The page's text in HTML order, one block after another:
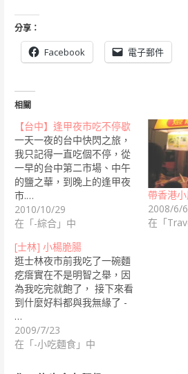
分享：
Facebook 電子郵件
相關
【台中】逢甲夜市吃不停歇
一天一夜的台中快閃之旅，
我只記得一直吃個不停，從
一早的台中第二市場、中午
的鹽之華，到晚上的逢甲夜
市.…
2010/10/29
在「-綜合」中
帶香港
2008/6/6
在「
[士林] 小楊脆腸
逛士林夜市前我吃了一碗麵
疙瘩實在不是明智之舉，因
為我吃完就飽了， 接下來看
到什麼好料都與我無緣了 -
…
2009/7/23
在「-小吃麵食」中